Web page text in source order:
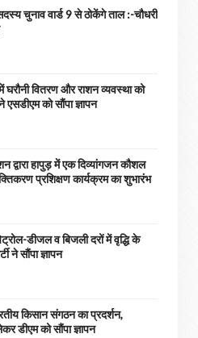
चुनाव वार्ड 9 से ठोकेंगे ताल :-चौधरी
घरौनी वितरण और राशन व्यवस्था को
एसडीएम को सौंपा ज्ञापन
द्वारा हापुड़ में एक दिव्यांगजन कौशल
प्रशिक्षण कार्यक्रम का शुभारंभ
डीजल व बिजली दरों में वृद्धि के
ने सौंपा ज्ञापन
किसान संगठन का प्रदर्शन,
डीएम को सौंपा ज्ञापन